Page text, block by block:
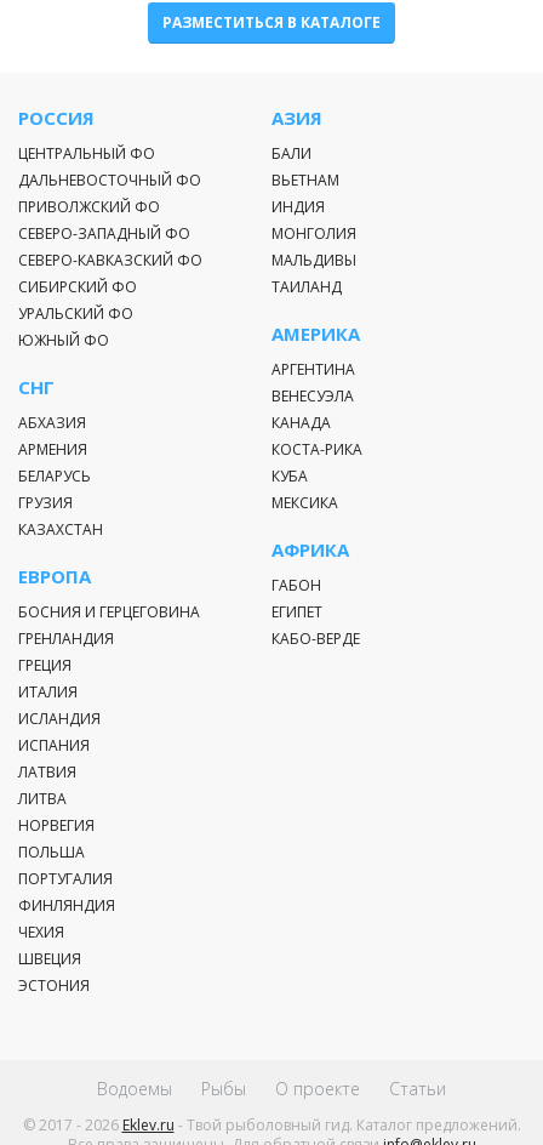
РАЗМЕСТИТЬСЯ В КАТАЛОГЕ
РОССИЯ
ЦЕНТРАЛЬНЫЙ ФО
ДАЛЬНЕВОСТОЧНЫЙ ФО
ПРИВОЛЖСКИЙ ФО
СЕВЕРО-ЗАПАДНЫЙ ФО
СЕВЕРО-КАВКАЗСКИЙ ФО
СИБИРСКИЙ ФО
УРАЛЬСКИЙ ФО
ЮЖНЫЙ ФО
СНГ
АБХАЗИЯ
АРМЕНИЯ
БЕЛАРУСЬ
ГРУЗИЯ
КАЗАХСТАН
ЕВРОПА
БОСНИЯ И ГЕРЦЕГОВИНА
ГРЕНЛАНДИЯ
ГРЕЦИЯ
ИТАЛИЯ
ИСЛАНДИЯ
ИСПАНИЯ
ЛАТВИЯ
ЛИТВА
НОРВЕГИЯ
ПОЛЬША
ПОРТУГАЛИЯ
ФИНЛЯНДИЯ
ЧЕХИЯ
ШВЕЦИЯ
ЭСТОНИЯ
АЗИЯ
БАЛИ
ВЬЕТНАМ
ИНДИЯ
МОНГОЛИЯ
МАЛЬДИВЫ
ТАИЛАНД
АМЕРИКА
АРГЕНТИНА
ВЕНЕСУЭЛА
КАНАДА
КОСТА-РИКА
КУБА
МЕКСИКА
АФРИКА
ГАБОН
ЕГИПЕТ
КАБО-ВЕРДЕ
© 2017 - 2026 Eklev.ru - Твой рыболовный гид. Каталог предложений.
Водоемы Рыбы О проекте Статьи